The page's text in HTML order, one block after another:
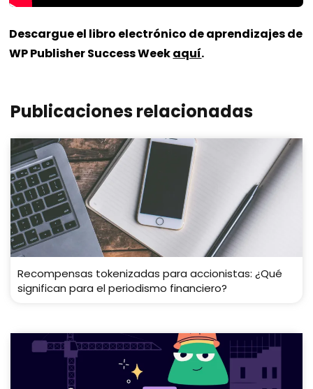
Descargue el libro electrónico de aprendizajes de
WP Publisher Success Weekaquí.
Publicaciones relacionadas
Recompensas tokenizadas para accionistas: ¿Qué
significan para el periodismo financiero?